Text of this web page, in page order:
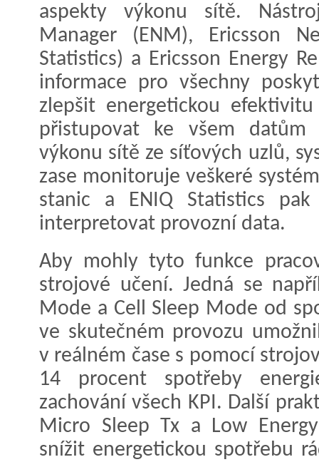
aspekty výkonu sítě.
Manager (ENM), Ericsson
Statistics) a Ericsson Energy
informace pro všechny
zlepšit energetickou
přistupovat ke všem
výkonu sítě ze síťových uzlů,
zase monitoruje veškeré
stanic a ENIQ Statistics
interpretovat provozní data.
Aby mohly tyto funkce
strojové učení. Jedná se
Mode a Cell Sleep Mode od
ve skutečném provozu
v reálném čase s pomocí
14 procent spotřeby
zachování všech KPI. Další
Micro Sleep Tx a Low
snížit energetickou spotřebu